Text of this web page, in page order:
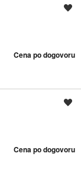
Cena po dogovoru
Cena po dogovoru